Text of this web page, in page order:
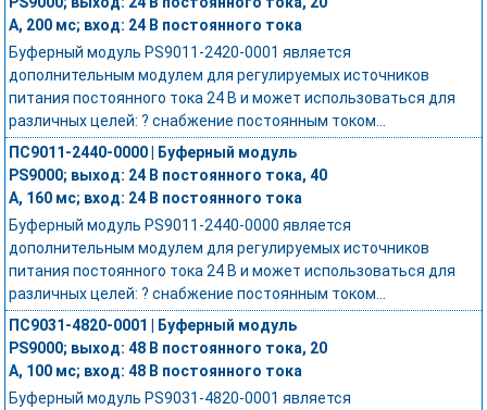
А, 200 мс; вход: 24 В постоянного тока
Буферный модуль PS9011-2420-0001 является
дополнительным модулем для регулируемых источников
питания постоянного тока 24 В и может использоваться для
различных целей: ? снабжение постоянным током...
ПС9011-2440-0000 | Буферный модуль
PS9000; выход: 24 В постоянного тока, 40
А, 160 мс; вход: 24 В постоянного тока
Буферный модуль PS9011-2440-0000 является
дополнительным модулем для регулируемых источников
питания постоянного тока 24 В и может использоваться для
различных целей: ? снабжение постоянным током...
ПС9031-4820-0001 | Буферный модуль
PS9000; выход: 48 В постоянного тока, 20
А, 100 мс; вход: 48 В постоянного тока
Буферный модуль PS9031-4820-0001 является